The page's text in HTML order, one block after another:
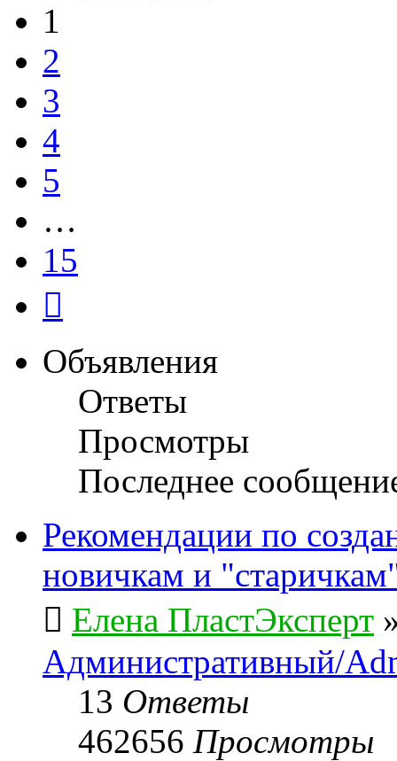
1
2
3
4
5
…
15
Объявления
Ответы
Просмотры
Последнее
Рекомендации по
новичкам и
Елена ПластЭксперт
Административный/
13 Ответы
462656 Просмотры